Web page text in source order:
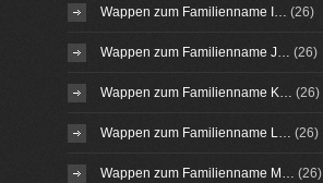
Wappen zum Familienname I… (26)
Wappen zum Familienname J… (26)
Wappen zum Familienname K… (26)
Wappen zum Familienname L… (26)
Wappen zum Familienname M… (26)